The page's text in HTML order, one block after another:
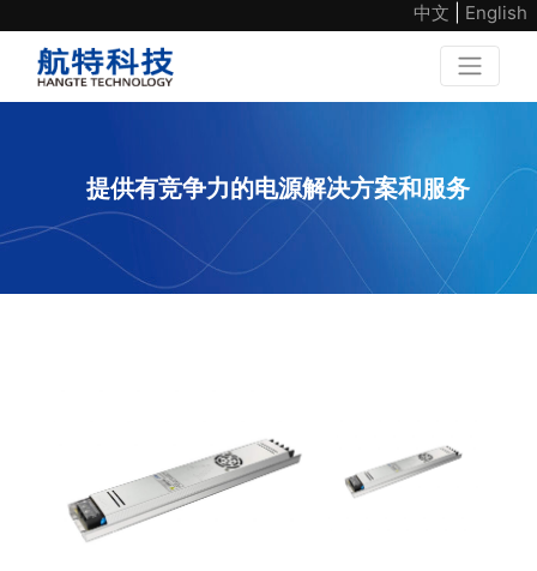
中文 English
提供有竞争力的电源解决方案和服务